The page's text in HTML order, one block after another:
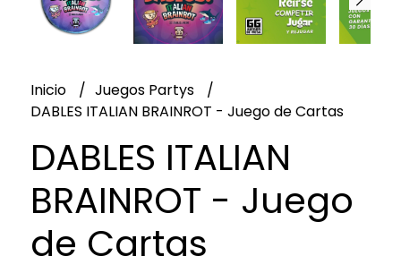
Inicio
Juegos Partys
DABLES ITALIAN BRAINROT - Juego de Cartas
DABLES ITALIAN
BRAINROT - Juego
de Cartas